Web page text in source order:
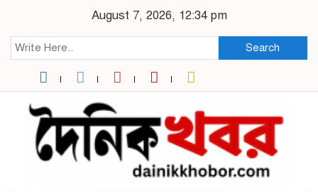
August 7, 2026, 12:34 pm
Search